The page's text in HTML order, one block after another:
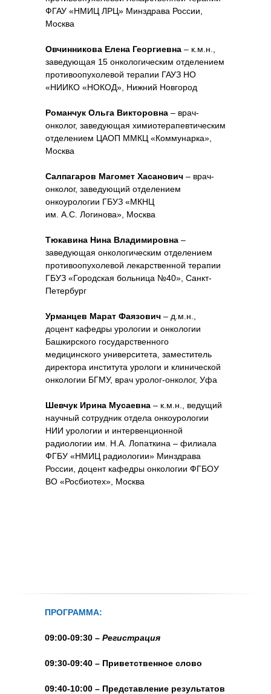
ФГАУ «НМИЦ ЛРЦ» Минздрава России,
Москва
Овчинникова Елена Георгиевна – к.м.н.,
заведующая 15 онкологическим отделением
противоопухолевой терапии ГАУЗ НО
«НИИКО «НОКОД», Нижний Новгород
Романчук Ольга Викторовна – врач-
онколог, заведующая химиотерапевтическим
отделением ЦАОП ММКЦ «Коммунарка»,
Москва
Салпагаров Магомет Хасанович – врач-
онколог, заведующий отделением
онкоурологии ГБУЗ «МКНЦ
им. А.С. Логинова», Москва
Тюкавина Нина Владимировна –
заведующая онкологическим отделением
противоопухолевой лекарственной терапии
ГБУЗ «Городская больница №40», Санкт-
Петербург
Урманцев Марат Фаязович – д.м.н.,
доцент кафедры урологии и онкологии
Башкирского государственного
медицинского университета, заместитель
директора института урологи и клинической
онкологии БГМУ, врач уролог-онколог, Уфа
Шевчук Ирина Мусаевна – к.м.н., ведущий
научный сотрудник отдела онкоурологии
НИИ урологии и интервенционной
радиологии им. Н.А. Лопаткина – филиала
ФГБУ «НМИЦ радиологии» Минздрава
России, доцент кафедры онкологии ФГБОУ
ВО «Росбиотех», Москва
ПРОГРАММА:
09:00-09:30 – Регистрация
09:30-09:40 – Приветственное слово
09:40-10:00 – Представление результатов